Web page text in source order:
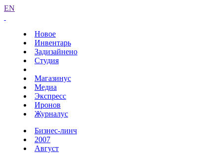
EN
Новое
Инвентарь
Задизайнено
Студия
Магазинус
Медиа
Экспресс
Иронов
Журналус
Бизнес-линч
2007
Август